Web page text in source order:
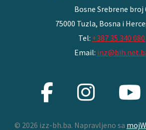
Bosne Srebrene broj
75000 Tuzla, Bosna i
Tel: +387 35 340 080
Email:
© 2026 izz-bh.ba. Napravljeno sa